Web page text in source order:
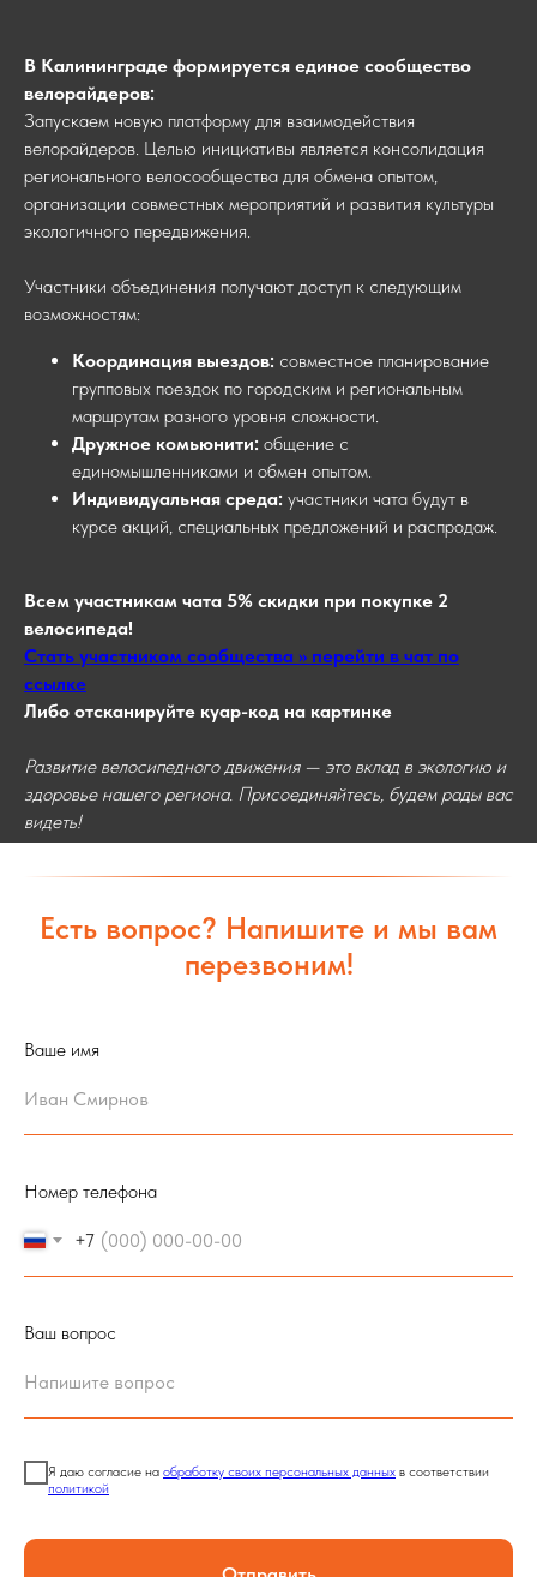
В Калининграде формируется единое сообщество
велорайдеров:
Запускаем новую платформу для взаимодействия
велорайдеров. Целью инициативы является консолидация
регионального велосообщества для обмена опытом,
организации совместных мероприятий и развития культуры
экологичного передвижения.
Участники объединения получают доступ к следующим
возможностям:
Координация выездов: совместное планирование
групповых поездок по городским и региональным
маршрутам разного уровня сложности.
Дружное комьюнити: общение с
единомышленниками и обмен опытом.
Индивидуальная среда: участники чата будут в
курсе акций, специальных предложений и распродаж.
Всем участникам чата 5% скидки при покупке 2
велосипеда!
Стать участником сообщества >> перейти в чат по
ссылке
Либо отсканируйте куар-код на картинке
Развитие велосипедного движения — это вклад в экологию и
здоровье нашего региона. Присоединяйтесь, будем рады вас
видеть!
Есть вопрос? Напишите и мы вам
перезвоним!
Ваше имя
Номер телефона
+7
Ваш вопрос
Я даю согласие на обработку своих персональных данных в соответствии
политикой